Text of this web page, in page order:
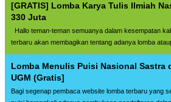
[GRATIS] Lomba Karya Tulis Ilmiah
330 Juta
Hallo teman-teman semuanya dalam kesempatan
terbaru akan membagikan tentang adanya lomba
Lomba Menulis Puisi Nasional Sastra
UGM (Gratis]
Bagi segenap pembaca website lomba terbaru yang